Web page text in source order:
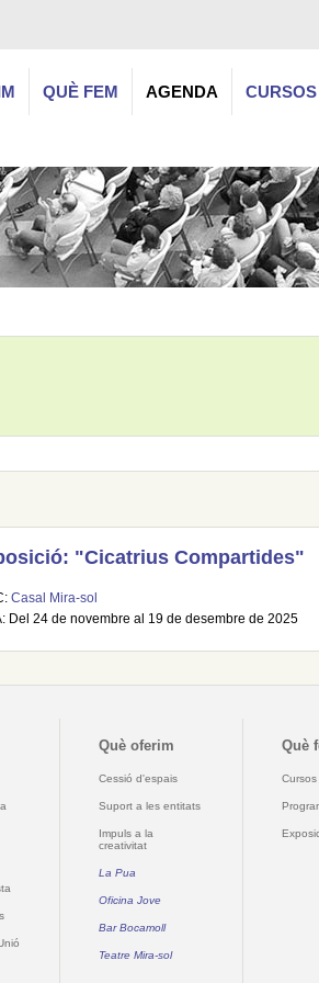
QUÈ FEM AGENDA
"Cicatrius Compartides"
Casal Mira-sol
Del 24 de novembre al 19 de desembre de 2025
Què oferim
Cessió d'espais
Suport a les entitats
Impuls a la
creativitat
La Pua
Oficina Jove
Bar Bocamoll
Teatre Mira-sol
Què
Cursos